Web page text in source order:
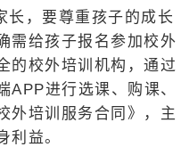
长，要尊重孩子的成长
需给孩子报名参加校外
的校外培训机构，通过
APP进行选课、购课、
外培训服务合同》，主
利益。